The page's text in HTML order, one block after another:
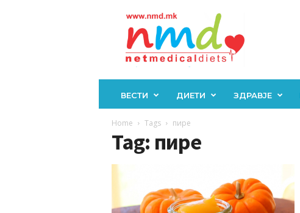
ВЕСТИ ДИЕТИ ЗДРАВЈЕ
Home Tags пире
Tag: пире